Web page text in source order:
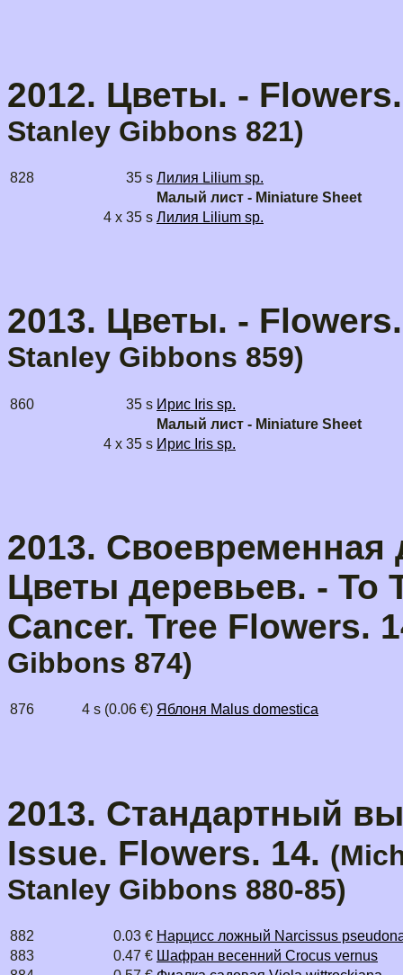
2012. Цветы. -
Stanley Gibbons 821)
828 35 s Лилия Lilium sp.
Малый лист - Miniature Sheet
4 x 35 s Лилия Lilium sp.
2013. Цветы. -
Stanley Gibbons 859)
860 35 s Ирис Iris sp.
Малый лист - Miniature Sheet
4 x 35 s Ирис Iris sp.
2013. Своевременная
Цветы деревьев. - To
Cancer. Tree Flowers.
Gibbons 874)
876 4 s (0.06 €) Яблоня Malus domestica
2013. Стандартный
Issue. Flowers. 14.
Stanley Gibbons 880-85)
882 0.03 € Нарцисс ложный Narcissus
883
0.47 € Шафран весенний Crocus vernus